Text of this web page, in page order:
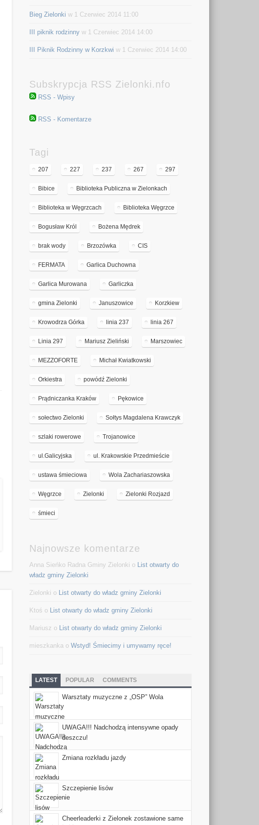
Bieg Zielonki w 1 Czerwiec 2014 11:00
III piknik rodzinny w 1 Czerwiec 2014 14:00
III Piknik Rodzinny w Korzkwi w 1 Czerwiec 2014 14:00
Subskrypcja RSS Zielonki.nfo
RSS - Wpisy
RSS - Komentarze
Tagi
207 227 237 267 297
Bibice Biblioteka Publiczna w Zielonkach
Biblioteka w Węgrzcach Biblioteka Węgrzce
Bogusław Król Bożena Mędrek
brak wody Brzozówka CIS
FERMATA Garlica Duchowna
Garlica Murowana Garliczka
gmina Zielonki Januszowice Korzkiew
Krowodrza Górka linia 237 linia 267
Linia 297 Mariusz Zieliński Marszowiec
MEZZOFORTE Michał Kwiatkowski
Orkiestra powódź Zielonki
Prądniczanka Kraków Pękowice
sołectwo Zielonki Sołtys Magdalena Krawczyk
szlaki rowerowe Trojanowice
ul.Galicyjska ul. Krakowskie Przedmieście
ustawa śmieciowa Wola Zachariaszowska
Węgrzce Zielonki Zielonki Rozjazd
śmieci
Najnowsze komentarze
Anna Sieńko Radna Gminy Zielonki o List otwarty do
władz gminy Zielonki
Zielonki o List otwarty do władz gminy Zielonki
Ktoś o List otwarty do władz gminy Zielonki
Mariusz o List otwarty do władz gminy Zielonki
mieszkanka oWstyd! Śmiecimy i umywamy ręce!
LATEST POPULAR COMMENTS
Warsztaty muzyczne z „OSP” Wola
UWAGA!!! Nadchodzą intensywne opady
deszczu!
Zmiana rozkładu jazdy
Szczepienie lisów
Cheerleaderki z Zielonek zostawione same